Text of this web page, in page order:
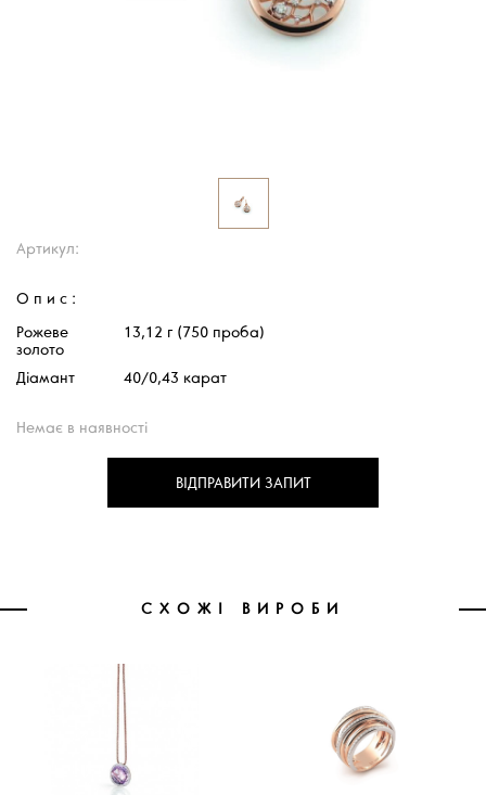
Артикул:
Опис:
Рожеве
золото
13,12 г (750 проба)
Діамант 40/0,43 карат
Немає в наявності
ВІДПРАВИТИ ЗАПИТ
СХОЖІ ВИРОБИ